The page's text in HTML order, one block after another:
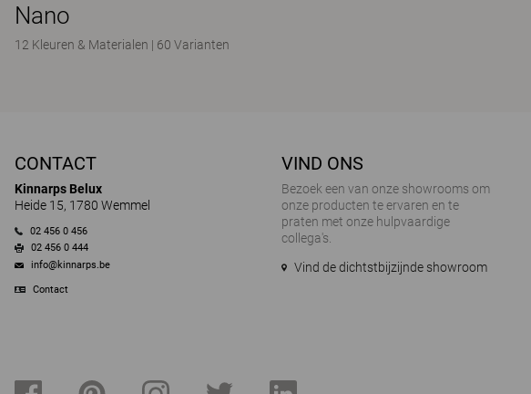
Nano
12 Kleuren & Materialen | 60 Varianten
CONTACT
Kinnarps Belux
Heide 15, 1780 Wemmel
02 456 0 456
02 456 0 444
info@kinnarps.be
Contact
VIND ONS
Bezoek een van onze showrooms om
onze producten te ervaren en te
praten met onze hulpvaardige
collega's.
Vind de dichtstbijzijnde showroom